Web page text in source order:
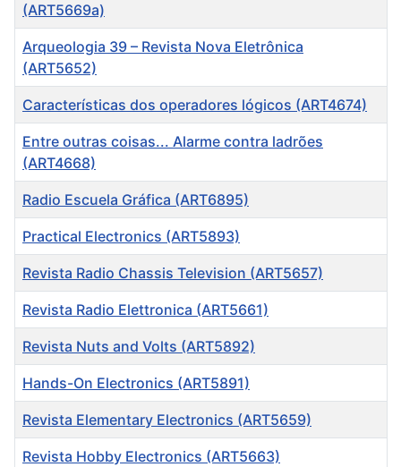
(ART5669a)
Arqueologia 39 – Revista Nova Eletrônica
(ART5652)
Características dos operadores lógicos (ART4674)
Entre outras coisas... Alarme contra ladrões
(ART4668)
Radio Escuela Gráfica (ART6895)
Practical Electronics (ART5893)
Revista Radio Chassis Television (ART5657)
Revista Radio Elettronica (ART5661)
Revista Nuts and Volts (ART5892)
Hands-On Electronics ( ART5891)
Revista Elementary Electronics (ART5659)
Revista Hobby Electronics (ART5663)